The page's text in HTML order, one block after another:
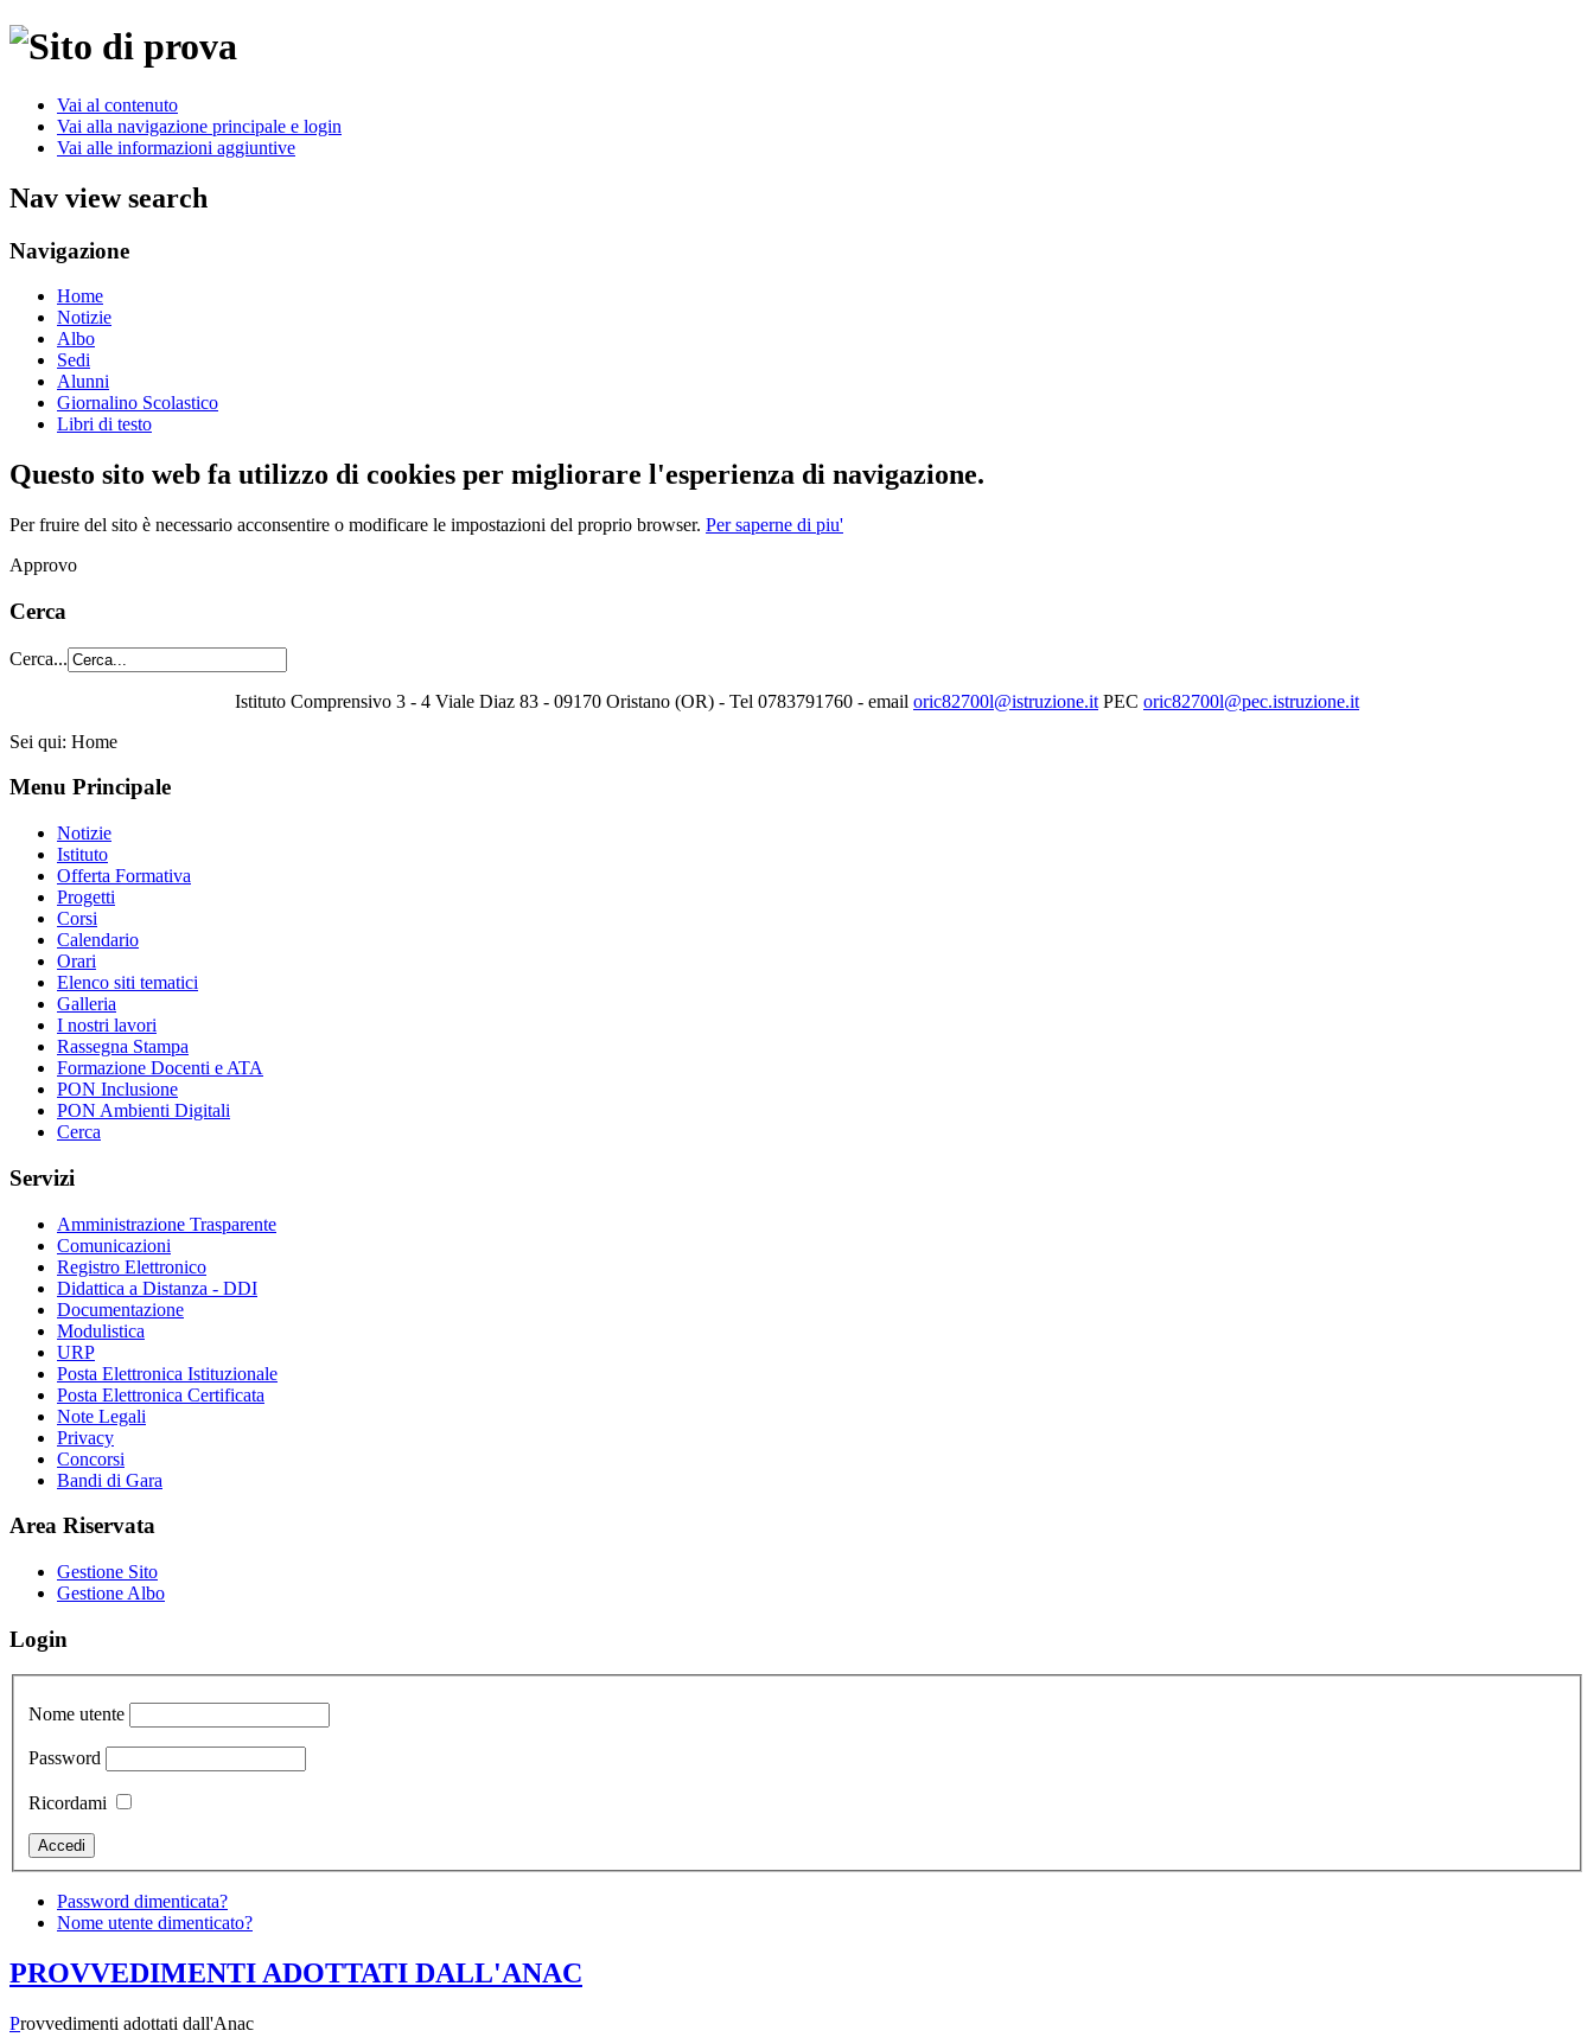
Vai al contenuto
Vai alla navigazione principale e login
Vai alle informazioni aggiuntive
Nav view search
Navigazione
Home
Notizie
Albo
Sedi
Alunni
Giornalino Scolastico
Libri di testo
Questo sito web fa utilizzo di cookies per migliorare l'esperienza di navigazione.
Per fruire del sito è necessario acconsentire o modificare le impostazioni del proprio browser. Per saperne di piu'
Approvo
Cerca
Cerca...
Istituto Comprensivo 3 - 4 Viale Diaz 83 - 09170 Oristano (OR) - Tel 0783791760 - email oric82700l@istruzione.it PEC oric82700l@pec.istruzione.it
Sei qui: Home
Menu Principale
Notizie
Istituto
Offerta Formativa
Progetti
Corsi
Calendario
Orari
Elenco siti tematici
Galleria
I nostri lavori
Rassegna Stampa
Formazione Docenti e ATA
PON Inclusione
PON Ambienti Digitali
Cerca
Servizi
Amministrazione Trasparente
Comunicazioni
Registro Elettronico
Didattica a Distanza - DDI
Documentazione
Modulistica
URP
Posta Elettronica Istituzionale
Posta Elettronica Certificata
Note Legali
Privacy
Concorsi
Bandi di Gara
Area Riservata
Gestione Sito
Gestione Albo
Login
Nome utente
Password
Ricordami
Password dimenticata?
Nome utente dimenticato?
PROVVEDIMENTI ADOTTATI DALL'ANAC
Provvedimenti adottati dall'Anac